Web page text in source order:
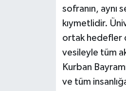
sofranın, aynı
kıymetlidir.
ortak hedefler
vesileyle tüm
Kurban
ve tüm
Yerel Haberler